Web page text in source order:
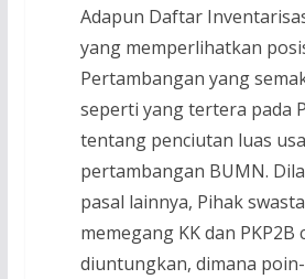
Adapun Daftar
yang memperlihatkan
Pertambangan yang
seperti yang tertera pada
tentang penciutan luas
pertambangan BUMN.
pasal lainnya, Pihak
memegang KK dan PKP2B
diuntungkan, dimana